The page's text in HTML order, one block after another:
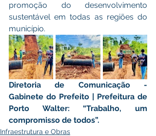
promoção do desenvolvimento
sustentável em todas as regiões do
município.
Diretoria de Comunicação -
Gabinete do Prefeito | Prefeitura de
Porto Walter: “Trabalho, um
compromisso de todos”.
Infraestrutura e Obras